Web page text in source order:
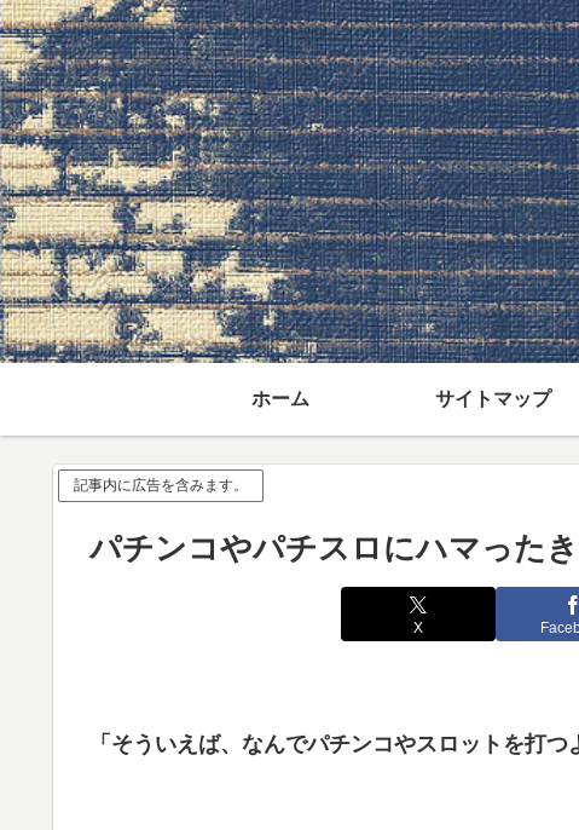
ホーム サイトマップ
記事内に広告を含みます。
パチンコやパチスロにハマった
X
「そういえば、なんでパチンコやスロットを打つ